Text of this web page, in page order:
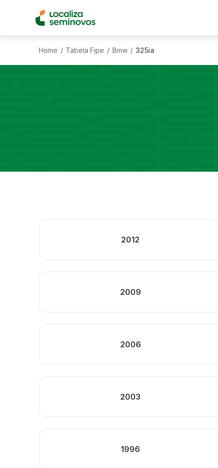
Home / Tabela Fipe / Bmw / 325ia
2012
2009
2006
2003
1996